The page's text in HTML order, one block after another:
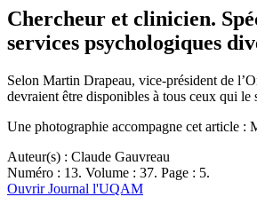
Chercheur et clinicien.
services psychologiques
Selon Martin Drapeau, vice-président de
devraient être disponibles à tous ceux qui
Une photographie accompagne cet article
Auteur(s) : Claude Gauvreau
Numéro : 13. Volume : 37. Page : 5.
Ouvrir Journal l'UQAM